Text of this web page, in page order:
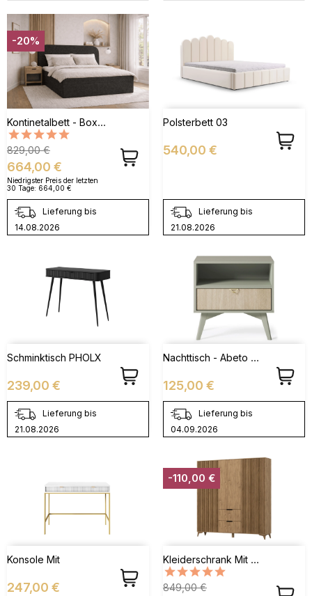
Kontinetalbett - Boxspringbett 07 - 160x200
Verkaufspreis
829,00 €
Preis
664,00 €
Niedrigster Preis der letzten
30 Tage: 664,00 €
Lieferung bis
14.08.2026
-20%
Polsterbett 03
Preis
540,00 €
Lieferung bis
21.08.2026
Schminktisch PHOLX
Preis
239,00 €
Lieferung bis
21.08.2026
Nachttisch - Abeto S54
Preis
125,00 €
Lieferung bis
04.09.2026
Konsole Mit
Preis
247,00 €
Kleiderschrank Mit Holzlamellen Entia - Eiche Artisan
Verkaufspreis
849,00 €
Preis
-110,00 €